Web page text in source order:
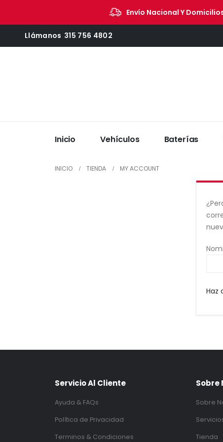
Envío Nacional Y
Llámanos 315 756 4802
Inicio Vehículos Baterías
INICIO TIENDA MY ACCOUNT
Haz
Servicio Al Cliente
Ayuda & FAQs
Política de Privacidad
Terminos & Condiciones
Sobre
Sobre
Tienda